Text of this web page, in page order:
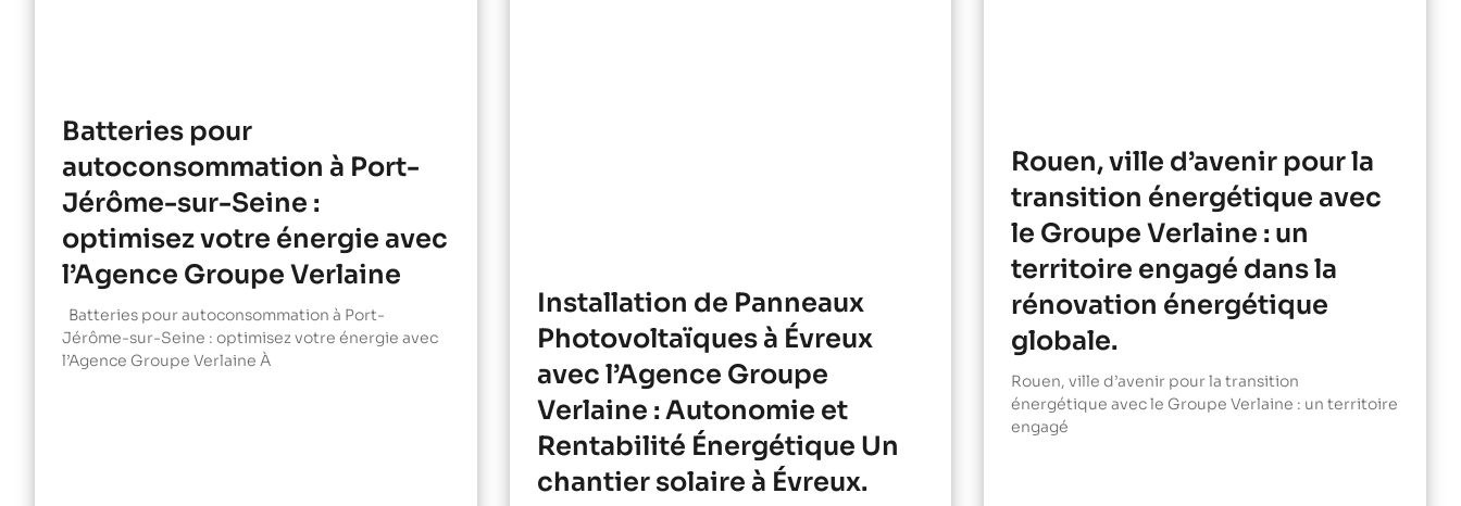
Batteries pour
autoconsommation à Port-
Jérôme-sur-Seine :
optimisez votre énergie avec
l’Agence Groupe Verlaine
Batteries pour autoconsommation à Port-
Jérôme-sur-Seine : optimisez votre énergie avec
l’Agence Groupe Verlaine À
Installation de Panneaux
Photovoltaïques à Évreux
avec l’Agence Groupe
Verlaine : Autonomie et
Rentabilité Énergétique Un
chantier solaire à Évreux.
Rouen, ville d’avenir pour la
transition énergétique avec
le Groupe Verlaine : un
territoire engagé dans la
rénovation énergétique
globale.
Rouen, ville d’avenir pour la transition
énergétique avec le Groupe Verlaine : un territoire
engagé